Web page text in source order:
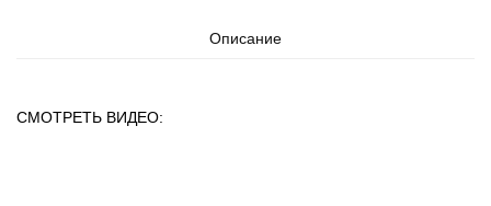
Описание
СМОТРЕТЬ ВИДЕО: